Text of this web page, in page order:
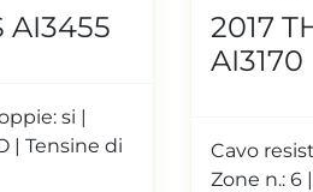
AI3455
si |
| Tensine di
2017
AI3170
Cavo
Zone n.: 6